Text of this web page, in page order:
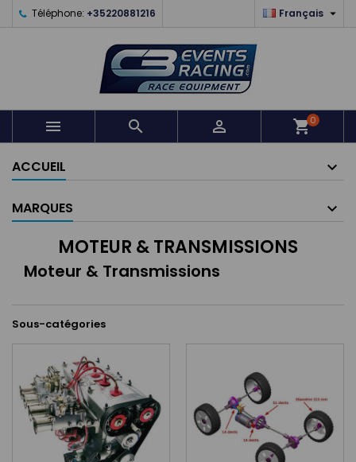
Téléphone: +35220881216 Français 
   shopping_cart0
ACCUEIL
MARQUES
MOTEUR & TRANSMISSIONS
Moteur & Transmissions
Sous-catégories